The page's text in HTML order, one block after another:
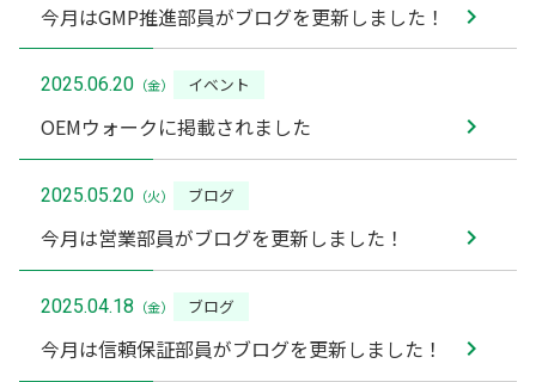
今月はGMP推進部員がブログを更新しました！
2025.06.20（金） イベント
OEMウォークに掲載されました
2025.05.20（火） ブログ
今月は営業部員がブログを更新しました！
2025.04.18 （金） ブログ
今月は信頼保証部員がブログを更新しました！